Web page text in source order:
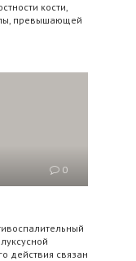
кости,
превышающей
0
действия связан